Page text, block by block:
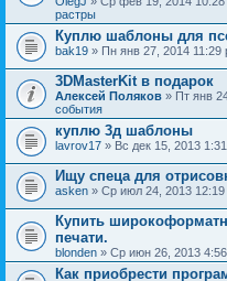
растры
Куплю шаблоны для
bak19 » Пн янв 27, 2014
3DMasterKit в подарок
Алексей Поляков » Пт янв
события
куплю 3д шаблоны
lavrov17 » Вс дек 15, 2013
Ищу спеца для
asken » Ср июл 24, 2013
Купить
печати.
blonden » Ср июн 26, 2013
Как приобрести